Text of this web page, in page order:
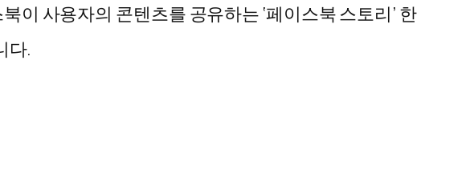
사용자의 콘텐츠를 공유하는 ‘페이스북 스토리’ 한
다.